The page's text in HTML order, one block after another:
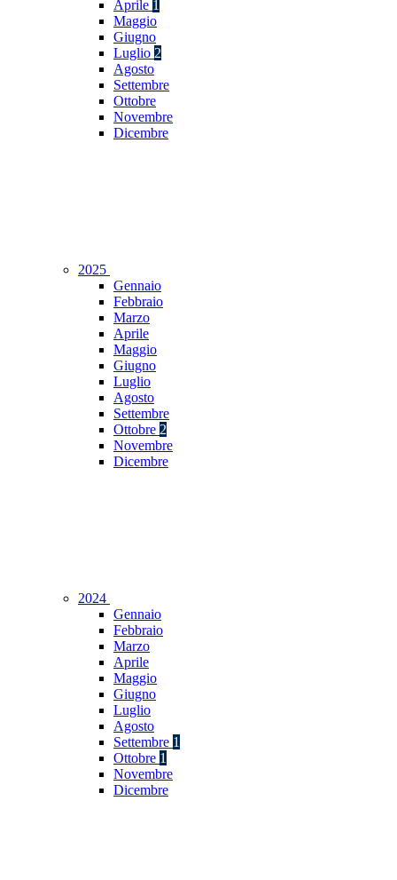
Aprile 1
Maggio
Giugno
Luglio 2
Agosto
Settembre
Ottobre
Novembre
Dicembre
2025
Gennaio
Febbraio
Marzo
Aprile
Maggio
Giugno
Luglio
Agosto
Settembre
Ottobre 2
Novembre
Dicembre
2024
Gennaio
Febbraio
Marzo
Aprile
Maggio
Giugno
Luglio
Agosto
Settembre 1
Ottobre 1
Novembre
Dicembre